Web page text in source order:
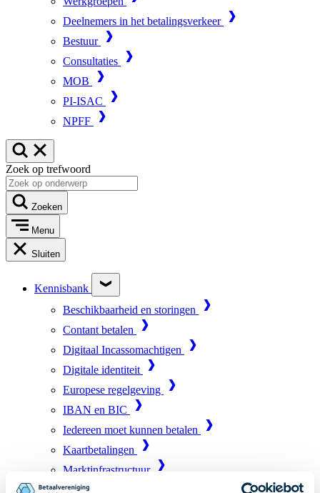
Deelnemers in het betalingsverkeer
Bestuur
Consultaties
MOB
PI-ISAC
NPFF
Zoek op trefwoord
Zoeken
Menu
Sluiten
Kennisbank
Beschikbaarheid en storingen
Contant betalen
Digitaal Incassomachtigen
Digitale identiteit
Europese regelgeving
IBAN en BIC
Iedereen moet kunnen betalen
Kaartbetalingen
Marktinfrastructuur
Online betalen